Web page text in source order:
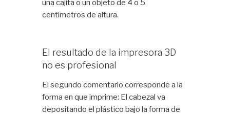
una cajita o un objeto de 4 o 5
centímetros de altura.
El resultado de la impresora 3D
no es profesional
El segundo comentario corresponde a la
forma en que imprime: El cabezal va
depositando el plástico bajo la forma de